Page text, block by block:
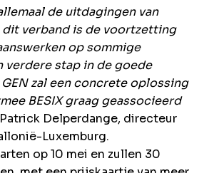
de uitdagingen van
verband is de voortzetting
op sommige
verdere stap in de goede
zal een concrete oplossing
BESIX graag geassocieerd
Delperdange, directeur
Luxemburg.
op 10 mei en zullen 30